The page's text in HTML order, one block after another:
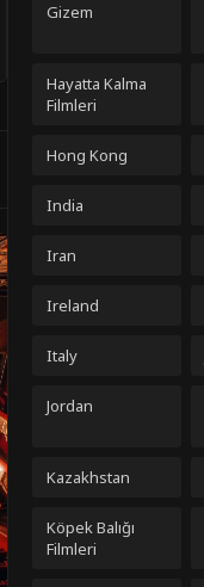
Gizem
Hayatta Kalma
Filmleri
Hong Kong
India
Iran
Ireland
Italy
Jordan
Kazakhstan
Köpek Balığı
Filmleri